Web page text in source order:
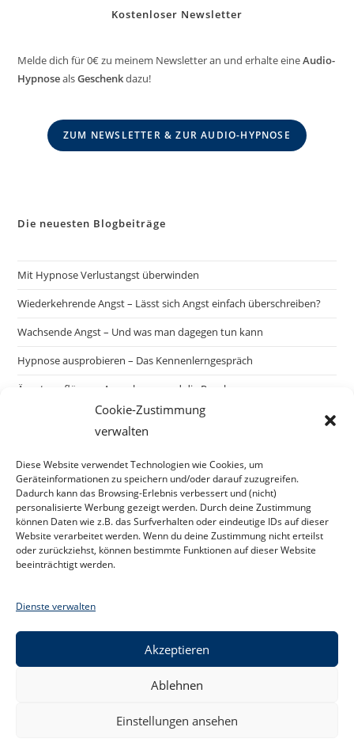
Cookie-Zustimmung
verwalten
Diese Website verwendet Technologien wie Cookies, um
Geräteinformationen zu speichern und/oder darauf zuzugreifen.
Dadurch kann das Browsing-Erlebnis verbessert und (nicht)
personalisierte Werbung gezeigt werden. Durch deine Zustimmung
können Daten wie z.B. das Surfverhalten oder eindeutige IDs auf dieser
Website verarbeitet werden. Wenn du deine Zustimmung nicht erteilst
oder zurückziehst, können bestimmte Funktionen auf dieser Website
beeinträchtigt werden.
Dienste verwalten
Akzeptieren
Ablehnen
Einstellungen ansehen
Kostenloser Newsletter
Melde dich für 0€ zu meinem Newsletter an und erhalte eineAudio-
HypnosealsGeschenkdazu!
ZUM NEWSLETTER & ZUR AUDIO-HYPNOSE
Die neuesten Blogbeiträge
Mit Hypnose Verlustangst überwinden
Wiederkehrende Angst – Lässt sich Angst einfach überschreiben?
Wachsende Angst – Und was man dagegen tun kann
Hypnose ausprobieren – Das Kennenlerngespräch
Ängste auflösen – Ausnahmen und die Regel
Datenschutzerklärung Impressum
Cookie-Richtlinie (EU)